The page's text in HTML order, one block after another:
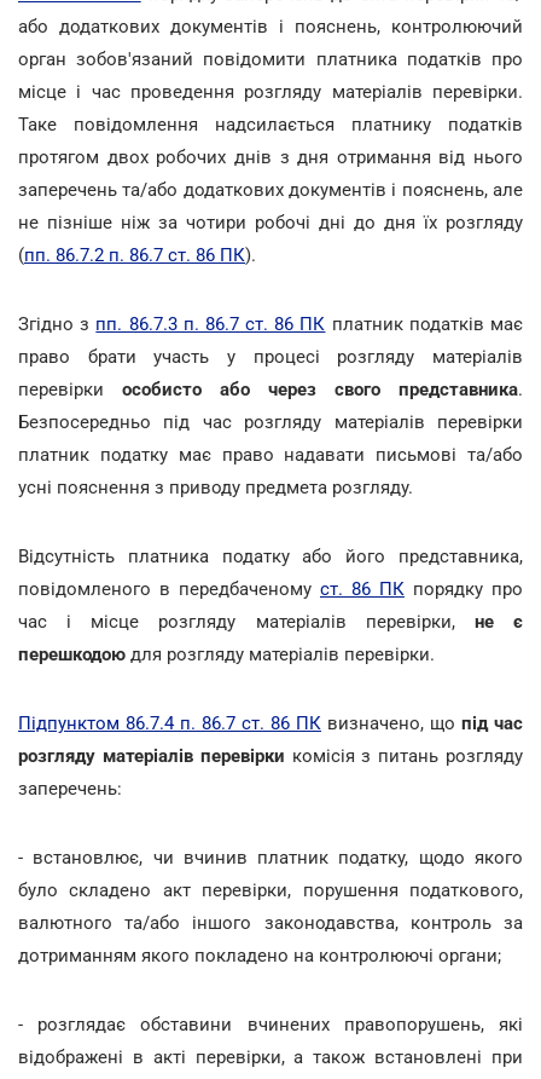
або додаткових документів і пояснень, контролюючий
орган зобов'язаний повідомити платника податків про
місце і час проведення розгляду матеріалів перевірки.
Таке повідомлення надсилається платнику податків
протягом двох робочих днів з дня отримання від нього
заперечень та/або додаткових документів і пояснень, але
не пізніше ніж за чотири робочі дні до дня їх розгляду
(пп. 86.7.2 п. 86.7 ст. 86 ПК).
Згідно з пп. 86.7.3 п. 86.7 ст. 86 ПК платник податків має
право брати участь у процесі розгляду матеріалів
перевірки особисто або через свого представника.
Безпосередньо під час розгляду матеріалів перевірки
платник податку має право надавати письмові та/або
усні пояснення з приводу предмета розгляду.
Відсутність платника податку або його представника,
повідомленого в передбаченому ст. 86 ПК порядку про
час і місце розгляду матеріалів перевірки, не є
перешкодою для розгляду матеріалів перевірки.
Підпунктом 86.7.4 п. 86.7 ст. 86 ПК визначено, що під час
розгляду матеріалів перевірки комісія з питань розгляду
заперечень:
- встановлює, чи вчинив платник податку, щодо якого
було складено акт перевірки, порушення податкового,
валютного та/або іншого законодавства, контроль за
дотриманням якого покладено на контролюючі органи;
- розглядає обставини вчинених правопорушень, які
відображені в акті перевірки, а також встановлені при